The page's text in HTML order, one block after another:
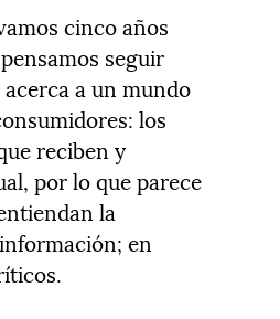
cinco años
seguir
a un mundo
los
reciben y
por lo que parece
la
en